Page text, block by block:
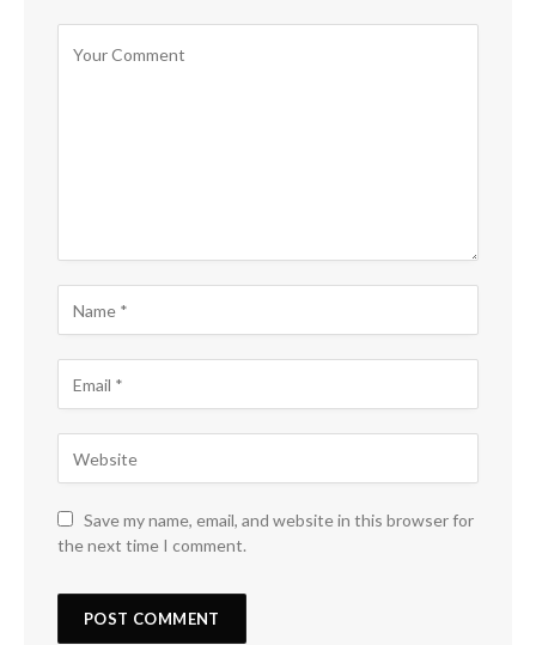
Save my name, email, and website in this browser for
the next time I comment.